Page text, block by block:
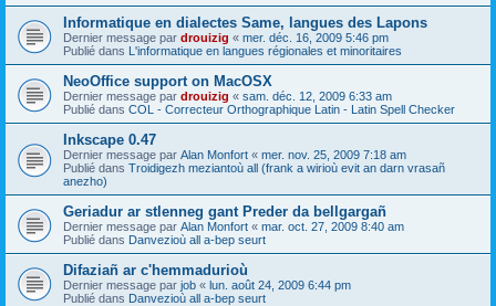
Informatique en dialectes Same, langues des Lapons
Dernier message par drouizig « mer. déc. 16, 2009 5:46 pm
Publié dans L'informatique en langues régionales et minoritaires
NeoOffice support on MacOSX
Dernier message par drouizig « sam. déc. 12, 2009 6:33 am
Publié dans COL - Correcteur Orthographique Latin - Latin Spell Checker
Inkscape 0.47
Dernier message par Alan Monfort « mer. nov. 25, 2009 7:18 am
Publié dans Troidigezh meziantoù all (frank a wirioù evit an darn vrasañ
anezho)
Geriadur ar stlenneg gant Preder da bellgargañ
Dernier message par Alan Monfort « mar. oct. 27, 2009 8:40 am
Publié dans Danvezioù all a-bep seurt
Difaziañ ar c'hemmadurioù
Dernier message par job « lun. août 24, 2009 6:44 pm
Publié dans Danvezioù all a-bep seurt